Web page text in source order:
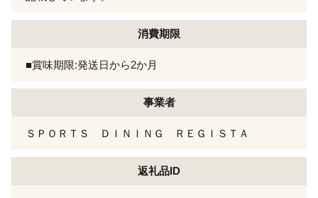
消費期限
■賞味期限:発送日から2か月
事業者
ＳＰＯＲＴＳ ＤＩＮＩＮＧ ＲＥＧＩＳＴＡ
返礼品ID